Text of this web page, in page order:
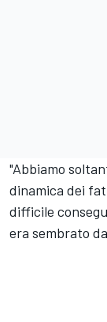
"Abbiamo
dinamica dei
difficile
era sembrato